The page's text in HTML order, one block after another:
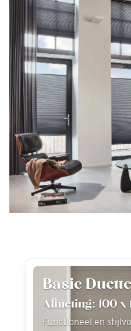
Basic
Afmeting: 100 x
Functioneel en